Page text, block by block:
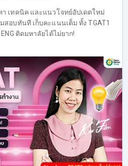
เทคนิค และแนวโจทย์อัปเดตใหม่
อบทันที เก็บคะแนนเต็ม ทั้ง TGAT1
ENG ติดมหาลัยได้ไม่ยาก!